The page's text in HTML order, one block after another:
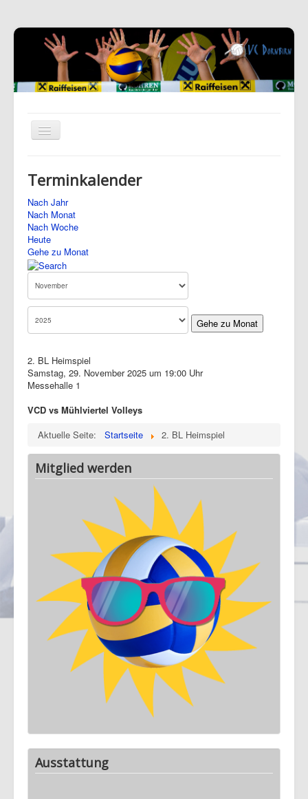
Terminkalender
Nach Jahr
Nach Monat
Nach Woche
Heute
Gehe zu Monat
Gehe zu Monat
2. BL Heimspiel
Samstag, 29. November 2025 um 19:00 Uhr
Messehalle 1
VCD vs Mühlviertel Volleys
Aktuelle Seite:
Startseite 2. BL Heimspiel
Mitglied werden
Ausstattung